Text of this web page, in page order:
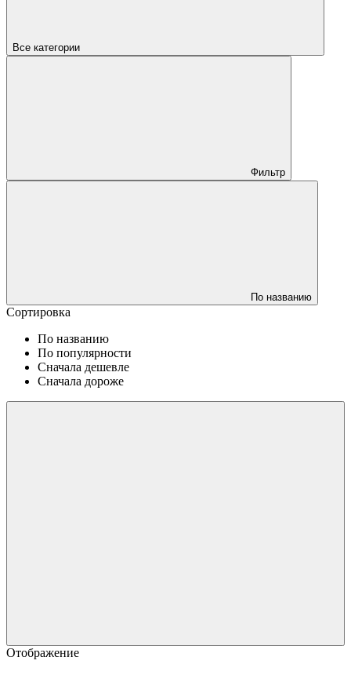
Все категории
Фильтр
По названию
Сортировка
По названию
По популярности
Сначала дешевле
Сначала дороже
Отображение